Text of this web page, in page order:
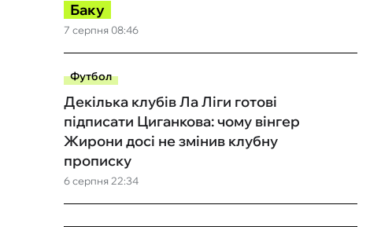
7 серпня 08:46
Баку
Футбол
6 серпня 22:34
Декілька клубів Ла Ліги готові
підписати Циганкова: чому вінгер
Жирони досі не змінив клубну
прописку